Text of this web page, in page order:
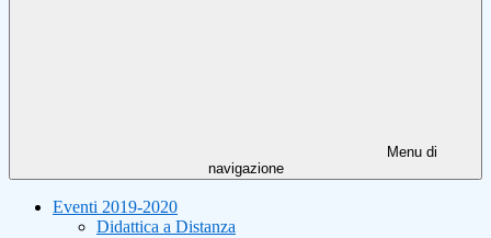
Menu di
navigazione
Eventi 2019-2020
Didattica a Distanza